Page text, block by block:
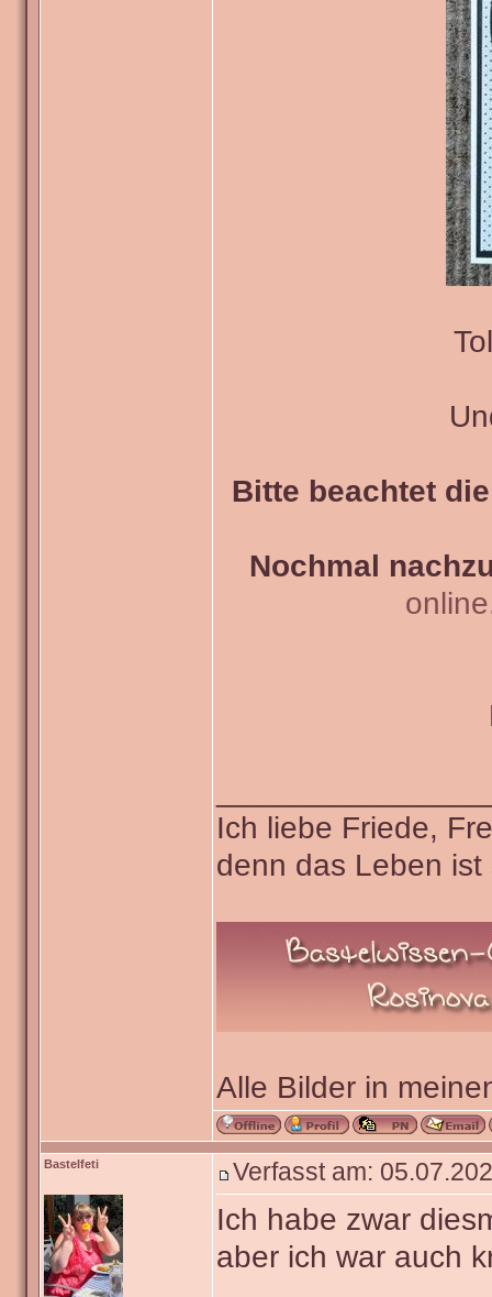
Bitte beachtet
Nochmal
Ich liebe Friede,
denn das Leben
Alle Bilder in
Bastelfeti Verfasst am:
Ich habe zwar
aber ich war auch